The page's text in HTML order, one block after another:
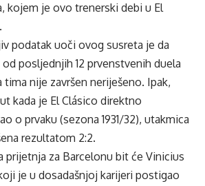
kojem je ovo trenerski debi u El
podatak uoči ovog susreta je da
posljednjih 12 prvenstvenih duela
tima nije završen neriješeno. Ipak,
kada je El Clásico direktno
o prvaku (sezona 1931/32), utakmica
rezultatom 2:2.
prijetnja za Barcelonu bit će Vinicius
je u dosadašnjoj karijeri postigao